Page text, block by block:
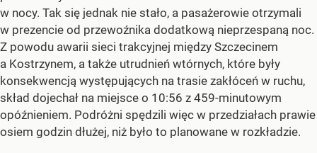
w nocy. Tak się jednak nie stało, a pasażerowie otrzymali
w prezencie od przewoźnika dodatkową nieprzespaną noc.
Z powodu awarii sieci trakcyjnej między Szczecinem
a Kostrzynem, a także utrudnień wtórnych, które były
konsekwencją występujących na trasie zakłóceń w ruchu,
skład dojechał na miejsce o 10:56 z 459-minutowym
opóźnieniem. Podróżni spędzili więc w przedziałach prawie
osiem godzin dłużej, niż było to planowane w rozkładzie.